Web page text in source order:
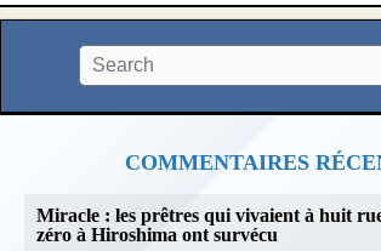
COMMENTAIRES
Miracle : les prêtres qui vivaient à huit
zéro à Hiroshima ont survécu